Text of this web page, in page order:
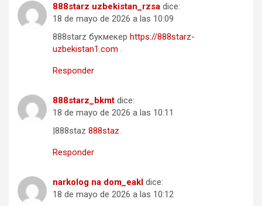
888starz uzbekistan_rzsa dice:
18 de mayo de 2026 a las 10:09
888starz букмекер https://888starz-
uzbekistan1.com
Responder
888starz_bkmt dice:
18 de mayo de 2026 a las 10:11
|888staz 888staz
Responder
narkolog na dom_eakl dice:
18 de mayo de 2026 a las 10:12